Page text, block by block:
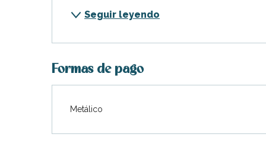
Seguir leyendo
Formas de pago
Metálico